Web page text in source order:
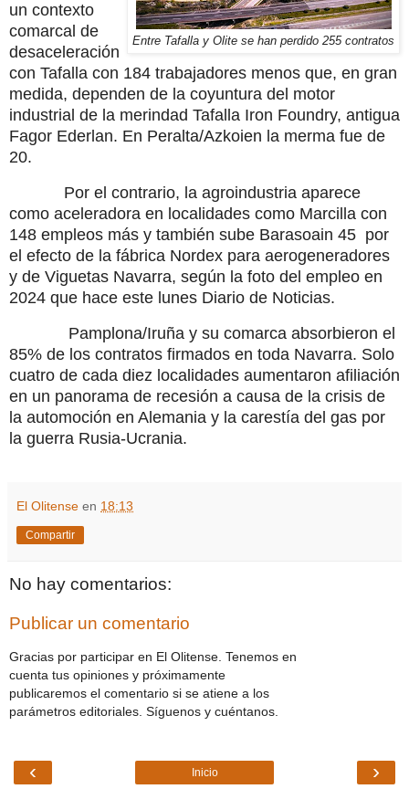
Entre Tafalla y Olite se han perdido 255 contratos
un contexto
comarcal de
desaceleración
con Tafalla con 184 trabajadores menos que, en gran
medida, dependen de la coyuntura del motor
industrial de la merindad Tafalla Iron Foundry, antigua
Fagor Ederlan. En Peralta/Azkoien la merma fue de
20.
Por el contrario, la agroindustria aparece
como aceleradora en localidades como Marcilla con
148 empleos más y también sube Barasoain 45 por
el efecto de la fábrica Nordex para aerogeneradores
y de Viguetas Navarra, según la foto del empleo en
2024 que hace este lunes Diario de Noticias.
Pamplona/Iruña y su comarca absorbieron el
85% de los contratos firmados en toda Navarra. Solo
cuatro de cada diez localidades aumentaron afiliación
en un panorama de recesión a causa de la crisis de
la automoción en Alemania y la carestía del gas por
la guerra Rusia-Ucrania.
El Olitense en 18:13
Compartir
No hay comentarios:
Publicar un comentario
Gracias por participar en El Olitense. Tenemos en
cuenta tus opiniones y próximamente
publicaremos el comentario si se atiene a los
parámetros editoriales. Síguenos y cuéntanos.
‹ ›
Inicio